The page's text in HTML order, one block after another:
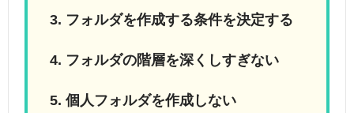
フォルダを作成する条件を決定する
フォルダの階層を深くしすぎない
個人フォルダを作成しない